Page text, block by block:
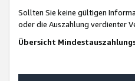
Sollten Sie keine gültigen
oder die Auszahlung verdienter
Übersicht